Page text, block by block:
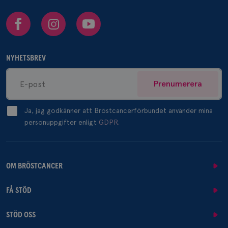
Facebook InstagramYoutube
NYHETSBREV
Prenumerera
Ja, jag godkänner att Bröstcancerförbundet använder mina
personuppgifter enligt GDPR.
OM BRÖSTCANCER
FÅ STÖD
STÖD OSS